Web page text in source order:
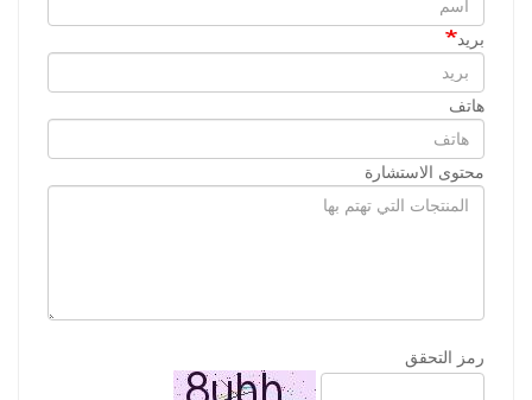
بريد
هاتف
محتوى الاستشارة
رمز التحقق